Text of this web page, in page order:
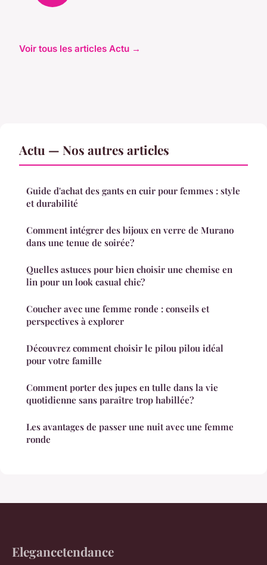
Voir tous les articles Actu →
Actu — Nos autres articles
Guide d'achat des gants en cuir pour femmes : style
et durabilité
Comment intégrer des bijoux en verre de Murano
dans une tenue de soirée?
Quelles astuces pour bien choisir une chemise en
lin pour un look casual chic?
Coucher avec une femme ronde : conseils et
perspectives à explorer
Découvrez comment choisir le pilou pilou idéal
pour votre famille
Comment porter des jupes en tulle dans la vie
quotidienne sans paraître trop habillée?
Les avantages de passer une nuit avec une femme
ronde
Elegancetendance